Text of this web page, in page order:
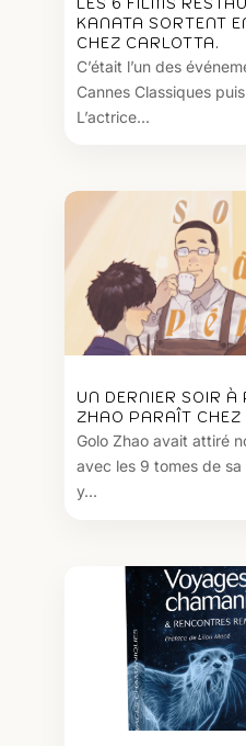
LES 6 FILMS
KANATA SORTENT
CHEZ CARLOTTA.
C’était l’un des
Cannes Classiques
L’actrice...
UN DERNIER SOIR À
ZHAO PARAÎT CHEZ
Golo Zhao avait attiré
avec les 9 tomes de sa
y...